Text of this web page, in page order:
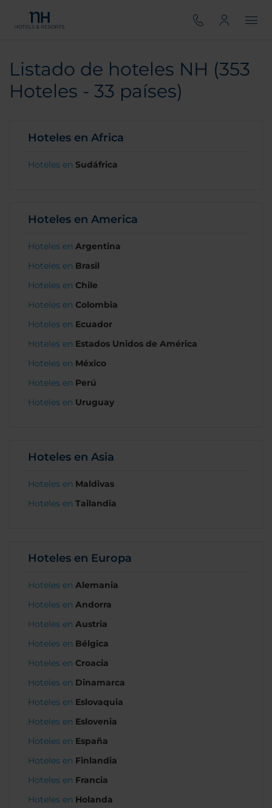
Listado de hoteles NH (353
Hoteles - 33 países)
Hoteles en Africa
Hoteles en Sudáfrica
Hoteles en America
Hoteles en Argentina
Hoteles en Brasil
Hoteles en Chile
Hoteles en Colombia
Hoteles en Ecuador
Hoteles en Estados Unidos de América
Hoteles en México
Hoteles en Perú
Hoteles en Uruguay
Hoteles en Asia
Hoteles en Maldivas
Hoteles en Tailandia
Hoteles en Europa
Hoteles en Alemania
Hoteles en Andorra
Hoteles en Austria
Hoteles en Bélgica
Hoteles en Croacia
Hoteles en Dinamarca
Hoteles en Eslovaquia
Hoteles en Eslovenia
Hoteles en España
Hoteles en Finlandia
Hoteles en Francia
Hoteles en Holanda